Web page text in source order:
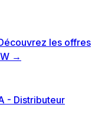
les offres
→
- Distributeur